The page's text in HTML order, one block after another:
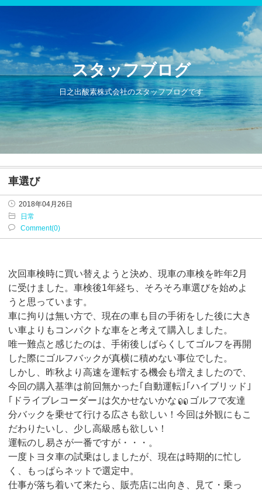
スタッフブログ
日之出酸素株式会社のスタッフブログです
車選び
2018年04月26日
日常
Comment(0)
次回車検時に買い替えようと決め、現車の車検を昨年2月
に受けました。車検後1年経ち、そろそろ車選びを始めよ
うと思っています。
車に拘りは無い方で、現在の車も目の手術をした後に大き
い車よりもコンパクトな車をと考えて購入しました。
唯一難点と感じたのは、手術後しばらくしてゴルフを再開
した際にゴルフバックが真横に積めない事位でした。
しかし、昨秋より高速を運転する機会も増えましたので、
今回の購入基準は前回無かった｢自動運転｣｢ハイブリッド｣
｢ドライブレコーダー｣は欠かせないかな
ゴルフで友達
分バックを乗せて行ける広さも欲しい！今回は外観にもこ
だわりたいし、少し高級感も欲しい！
運転のし易さが一番ですが・・・。
一度トヨタ車の試乗はしましたが、現在は時期的に忙し
く、もっぱらネットで選定中。
仕事が落ち着いて来たら、販売店に出向き、見て・乗っ